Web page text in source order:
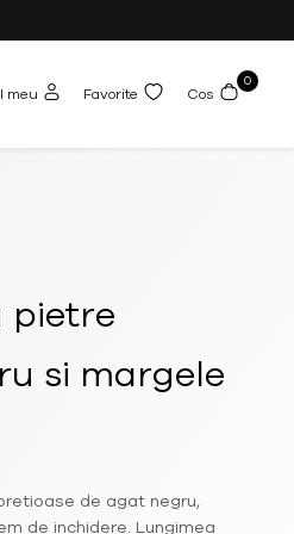
meu Favorite Cos
0
pietre
si margele
de agat negru,
de inchidere. Lungimea